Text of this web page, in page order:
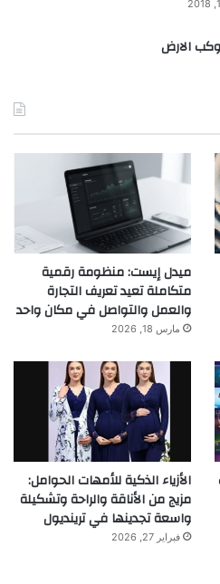
الارض
ميدل إيست: منظومة رقمية
متكاملة تعيد تعريف التجارة
والعمل والتواصل في مكان واحد
مارس 18, 2026
الأزياء الذكية للأمهات الحوامل:
مزيج من الأناقة والراحة وتشكيلة
واسعة تجدينها في ترينديول
فبراير 27, 2026